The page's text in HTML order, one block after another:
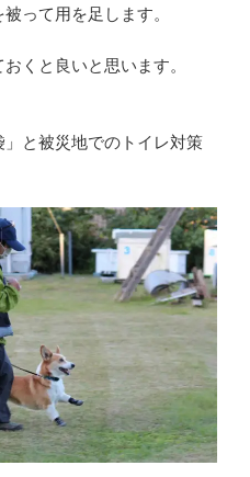
って用を足します。
くと良いと思います。
と被災地でのトイレ対策